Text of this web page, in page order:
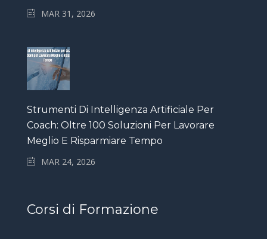
MAR 31, 2026
Strumenti Di Intelligenza Artificiale Per
Coach: Oltre 100 Soluzioni Per Lavorare
Meglio E Risparmiare Tempo
MAR 24, 2026
Corsi di Formazione